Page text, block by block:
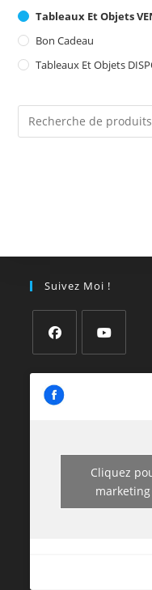
Tableaux Et Objets
Bon Cadeau
Tableaux Et Objets
Suivez Moi !
Cliquez